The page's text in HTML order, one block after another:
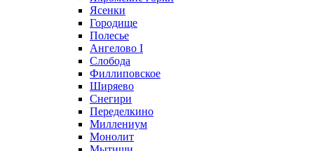
Ясенки
Городище
Полесье
Ангелово I
Слобода
Филлиповское
Ширяево
Снегири
Переделкино
Миллениум
Монолит